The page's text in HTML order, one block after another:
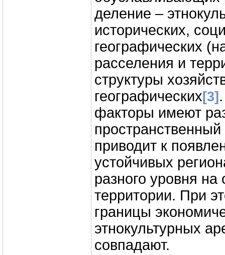
деление –
исторических,
географических
расселения и
структуры
географических [3]
факторы имеют
приводит к
устойчивых
разного уровня
территории. При
границы
этнокультурных
совпадают.